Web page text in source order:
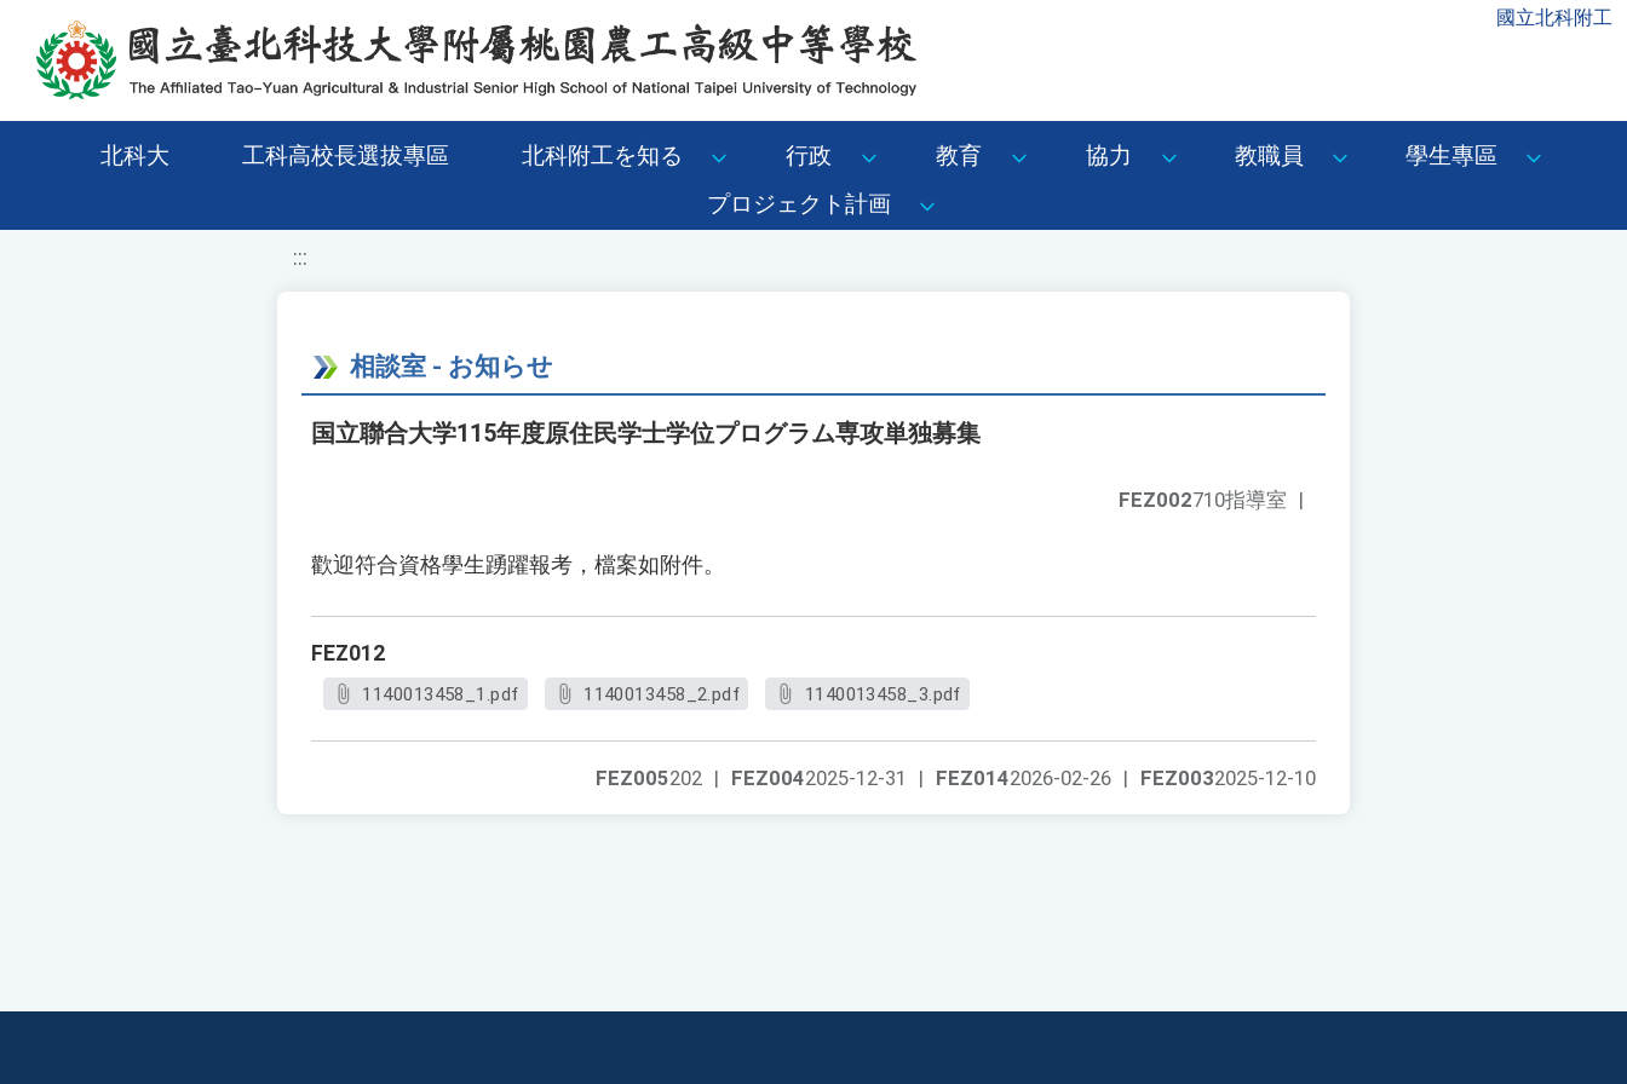
移至網頁之主要內容區位置 國立北科附工
北科大 工科高校長選拔專區 北科附工を知る 行政 教育 協力 教職員
學生專區
プロジェクト計画
:::
相談室 - お知らせ
国立聯合大学115年度原住民学士学位プログラム専攻単独募集
FEZ002710指導室 |
歡迎符合資格學生踴躍報考，檔案如附件。
FEZ012
1140013458_1.pdf 1140013458_2.pdf 1140013458_3.pdf
FEZ0032025-12-10
FEZ0142026-02-26 |
FEZ0042025-12-31 |
FEZ005202 |